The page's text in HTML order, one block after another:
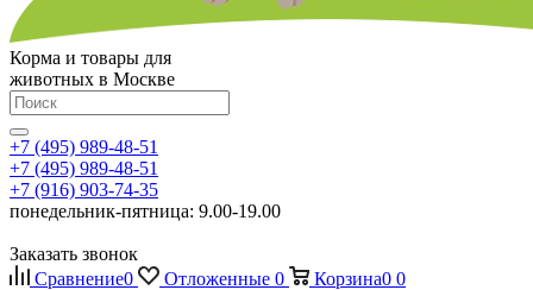
Корма и товары для
животных в Москве
+7 (495) 989-48-51
+7 (495) 989-48-51
+7 (916) 903-74-35
понедельник-пятница: 9.00-19.00
Заказать звонок
Сравнение0 Отложенные 0 Корзина0 0